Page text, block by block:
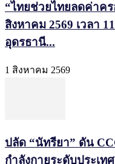
“ไทยช่วยไทยลดค่าค
สิงหาคม 2569 เวลา
อุดรธานี...
1 สิงหาคม 2569
ปลัด “นัทรียา” ดัน
กำลังกายระดับประเท